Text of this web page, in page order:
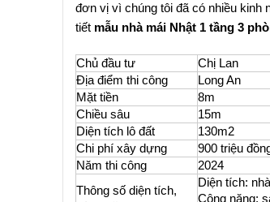
đơn vị vì chúng tôi đã có nhiều kinh
tiết mẫu nhà mái Nhật 1 tầng 3
Chủ đầu tư
Chị Lan
Địa điểm thi công
Long An
Mặt tiền
8m
Chiều sâu
15m
Diện tích lô đất
130m2
Chi phí xây dựng
900 triệu
Năm thi công
2024
Thông số diện tích,
Diện tích:
Công năng: